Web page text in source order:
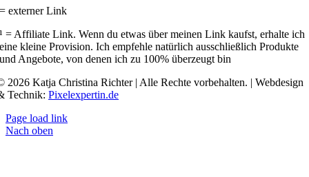
= externer Link
¹ = Affiliate Link. Wenn du etwas über meinen Link kaufst, erhalte ich
eine kleine Provision. Ich empfehle natürlich ausschließlich Produkte
und Angebote, von denen ich zu 100% überzeugt bin
2026 Katja Christina Richter | Alle Rechte vorbehalten. | Webdesign
Technik:Pixelexpertin.de
Page load link
Nach oben